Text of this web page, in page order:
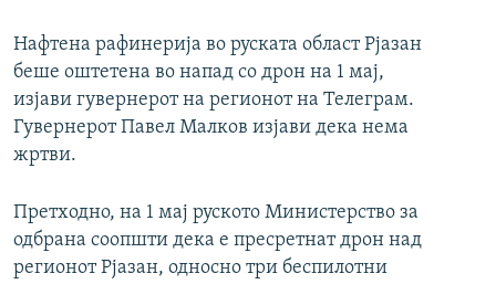
Нафтена рафинерија во руската област Рјазан
беше оштетена во напад со дрон на 1 мај,
изјави гувернерот на регионот на Телеграм.
Гувернерот Павел Малков изјави дека нема
жртви.
Претходно, на 1 мај руското Министерство за
одбрана соопшти дека е пресретнат дрон над
регионот Рјазан, односно три беспилотни